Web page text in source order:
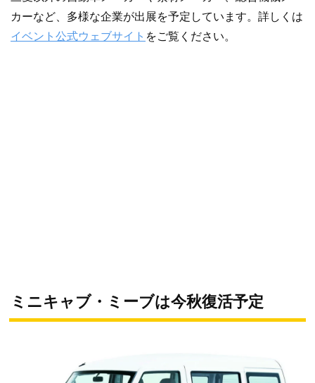
カーなど、多様な企業が出展を予定しています。詳しくは
イベント公式ウェブサイト をご覧ください。
ミニキャブ・ミーブは今秋復活予定